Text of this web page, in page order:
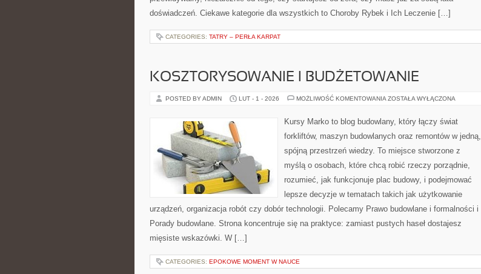
doświadczeń. Ciekawe kategorie dla wszystkich to Choroby Rybek i Ich Leczenie […]
CATEGORIES: TATRY – PERŁA KARPAT
KOSZTORYSOWANIE I BUDŻETOWANIE
POSTED BY ADMIN LUT - 1 - 2026 MOŻLIWOŚĆ KOMENTOWANIA KOSZTORYSOWANIE
ZOSTAŁA WYŁĄCZONA
Kursy Marko to blog budowlany, który łączy świat
forkliftów, maszyn budowlanych oraz remontów w jedną,
spójną przestrzeń wiedzy. To miejsce stworzone z
myślą o osobach, które chcą robić rzeczy porządnie,
rozumieć, jak funkcjonuje plac budowy, i podejmować
lepsze decyzje w tematach takich jak użytkowanie
urządzeń, organizacja robót czy dobór technologii. Polecamy Prawo budowlane i formalności i
Porady budowlane. Strona koncentruje się na praktyce: zamiast pustych haseł dostajesz
mięsiste wskazówki. W […]
CATEGORIES: EPOKOWE MOMENT W NAUCE